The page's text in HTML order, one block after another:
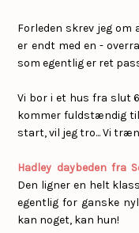
Forleden skrev jeg om
er endt med en -
som egentlig er ret
Vi bor i et hus fra slut
kommer fuldstændig
start, vil jeg tro... Vi
Hadley daybeden fra
Den ligner en helt
egentlig for ganske
kan noget, kan hun!